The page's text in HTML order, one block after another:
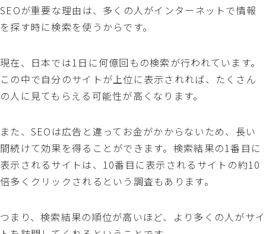
SEOが重要な理由は、多くの人がインターネットで情報
を探す時に検索を使うからです。
現在、日本では1日に何億回もの検索が行われています。
この中で自分のサイトが上位に表示されれば、たくさん
の人に見てもらえる可能性が高くなります。
また、SEOは広告と違ってお金がかからないため、長い
間続けて効果を得ることができます。検索結果の1番目に
表示されるサイトは、10番目に表示されるサイトの約10
倍多くクリックされるという調査もあります。
つまり、検索結果の順位が高いほど、より多くの人がサイ